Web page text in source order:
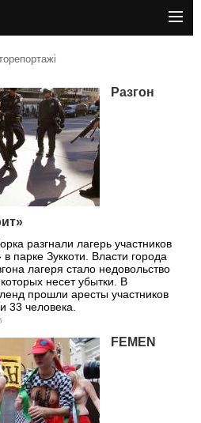
Разгон
разгнали лагерь участников
парке Зуккоти. Власти города
лагеря стало недовольство
несет убытки. В
прошли аресты участников
33 человека.
FEMEN